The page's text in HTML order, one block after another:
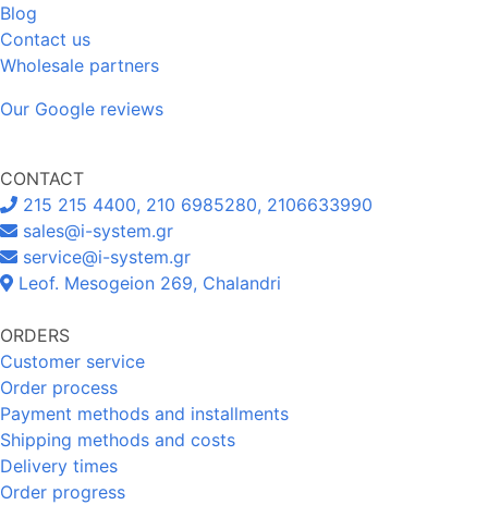
Blog
Contact us
Wholesale partners
Our Google reviews
CONTACT
215 215 4400, 210 6985280, 2106633990
sales@i-system.gr
service@i-system.gr
Leof. Mesogeion 269, Chalandri
ORDERS
Customer service
Order process
Payment methods and installments
Shipping methods and costs
Delivery times
Order progress